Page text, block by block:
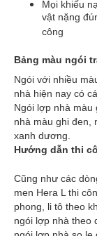
Mọi khiếu
vật nặng
công
Bảng màu ngói
Ngói với nhiều
nhà hiện nay có
Ngói lợp nhà
nhà màu ghi đen,
xanh dương.
Hướng dẫn thi
Cũng như các
men Hera L thi
phong, li tô theo
ngói lợp nhà theo